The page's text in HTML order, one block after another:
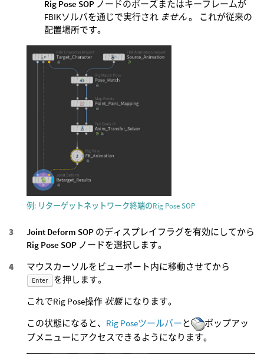
Rig Pose SOP ノードのポーズまたはキーフレームが
FBIKソルバを通じで実行され ません。 これが従来の
配置場所です。
例: リターゲットネットワーク終端のRig Pose SOP
Joint Deform SOP のディスプレイフラグを有効にしてから
Rig Pose SOP ノードを選択します。
マウスカーソルをビューポート内に移動させてから
Enter
を押します。
これでRig Pose操作 状態になります。
この状態になると、 Rig Poseツールバーと
ポップアッ
プメニューにアクセスできるようになります。